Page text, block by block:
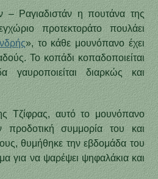
– Ραγιαδιστάν η πουτάνα της
προτεκτοράτο πουλάει
», το κάθε μουνόπανο έχει
Το κοπάδι κοπαδοποιείται
γαυροποιείται διαρκώς και
Τζίφρας, αυτό το μουνόπανο
προδοτική συμμορία του και
θυμήθηκε την εβδομάδα του
για να ψαρέψει ψηφαλάκια και